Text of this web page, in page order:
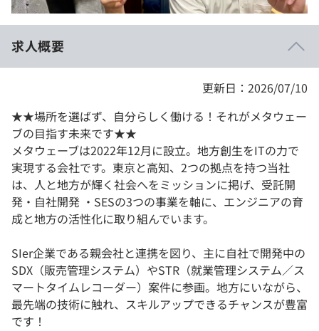
学校向けプラン
契約内容・クーポン
求人概要
更新日：2026/07/10
★★場所を選ばず、自分らしく働ける！それがメタウェー
ブの目指す未来です★★
メタウェーブは2022年12月に設立。地方創生をITの力で
実現する会社です。東京と高知、2つの拠点を持つ当社
は、人と地方が輝く社会へをミッションに掲げ、受託開
発・自社開発 ・SESの3つの事業を軸に、エンジニアの育
成と地方の活性化に取り組んでいます。
SIer企業である親会社と連携を図り、主に自社で開発中の
SDX（販売管理システム）やSTR（就業管理システム／ス
マートタイムレコーダー）案件に参画。地方にいながら、
最先端の技術に触れ、スキルアップできるチャンスが豊富
です！